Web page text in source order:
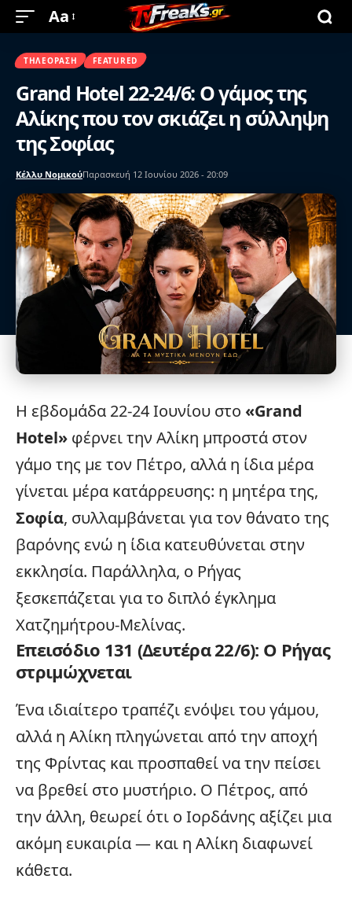
Aa
ΤΗΛΕΌΡΑΣΗ FEATURED
Grand Hotel 22-24/6: Ο γάμος της
Αλίκης που τον σκιάζει η σύλληψη
της Σοφίας
Κέλλυ ΝομικούΠαρασκευή 12 Ιουνίου 2026 - 20:09
Η εβδομάδα 22-24 Ιουνίου στο «Grand
Hotel» φέρνει την Αλίκη μπροστά στον
γάμο της με τον Πέτρο, αλλά η ίδια μέρα
γίνεται μέρα κατάρρευσης: η μητέρα της,
Σοφία, συλλαμβάνεται για τον θάνατο της
βαρόνης ενώ η ίδια κατευθύνεται στην
εκκλησία. Παράλληλα, ο Ρήγας
ξεσκεπάζεται για το διπλό έγκλημα
Χατζημήτρου-Μελίνας.
Επεισόδιο 131 (Δευτέρα 22/6): Ο Ρήγας
στριμώχνεται
Ένα ιδιαίτερο τραπέζι ενόψει του γάμου,
αλλά η Αλίκη πληγώνεται από την αποχή
της Φρίντας και προσπαθεί να την πείσει
να βρεθεί στο μυστήριο. Ο Πέτρος, από
την άλλη, θεωρεί ότι ο Ιορδάνης αξίζει μια
ακόμη ευκαιρία — και η Αλίκη διαφωνεί
κάθετα.